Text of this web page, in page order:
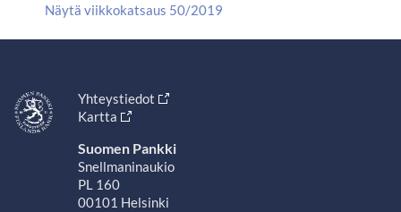
Näytä viikkokatsaus 50/2019
Yhteystiedot
Kartta
Suomen Pankki
Snellmaninaukio
PL 160
00101 Helsinki